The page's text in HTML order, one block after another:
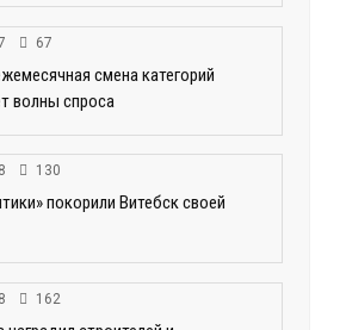
67
смена категорий
волны спроса
130
покорили Витебск своей
162